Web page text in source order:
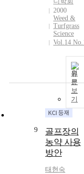
2000
Weed &
Turfgrass
Science
Vol.14
원
문
보
기
9
골프장의
농약 사용
방안
태현숙